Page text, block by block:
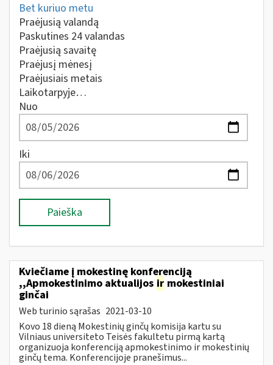
Bet kuriuo metu
Praėjusią valandą
Paskutines 24 valandas
Praėjusią savaitę
Praėjusį mėnesį
Praėjusiais metais
Laikotarpyje…
Nuo
Iki
Paieška
Kviečiame į mokestinę konferenciją
,,Apmokestinimo aktualijos ir mokestiniai
ginčai
Web turinio sąrašas 2021-03-10
Kovo 18 dieną Mokestinių ginčų komisija kartu su
Vilniaus universiteto Teisės fakultetu pirmą kartą
organizuoja konferenciją apmokestinimo ir mokestinių
ginčų tema. Konferencijoje pranešimus...